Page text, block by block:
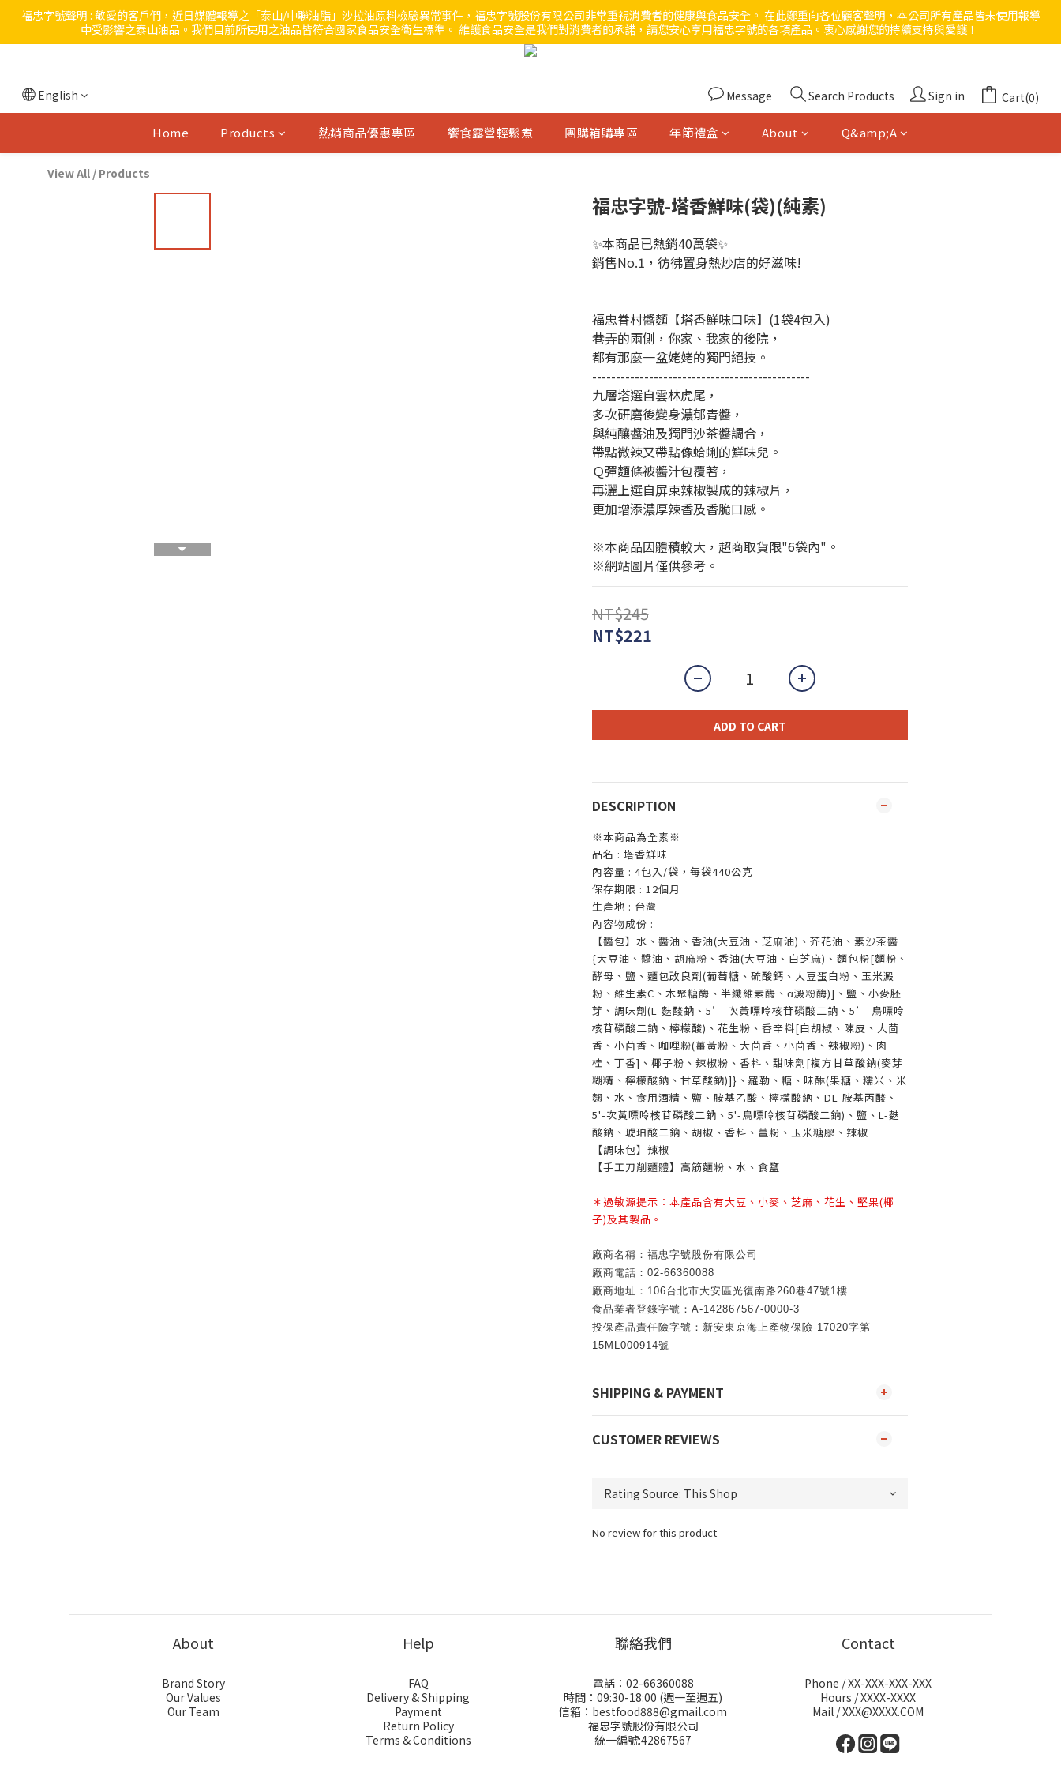
福忠字號聲明 : 敬愛的客戶們，近日媒體報導之「泰山/中聯油脂」沙拉油原料檢驗異常事件，福忠字號股份有限公司非常重視消費者的健康與食品安全。 在此鄭重向各位顧客聲明，本公司所有產品皆未使用報導
中受影響之泰山油品。我們目前所使用之油品皆符合國家食品安全衛生標準。 維護食品安全是我們對消費者的承諾，請您安心享用福忠字號的各項產品。衷心感謝您的持續支持與愛護！
English Message Search Products Sign in Cart(0)
Home Products 熱銷商品優惠專區 饗食露營輕鬆煮 團購箱購專區 年節禮盒 About Q&amp;A
View All / Products
福忠字號-塔香鮮味(袋)(純素)
✨本商品已熱銷40萬袋✨
銷售No.1，彷彿置身熱炒店的好滋味!
福忠眷村醬麵【塔香鮮味口味】(1袋4包入)
巷弄的兩側，你家、我家的後院，
都有那麼一盆姥姥的獨門絕技。
----------------------------------------------
九層塔選自雲林虎尾，
多次研磨後變身濃郁青醬，
與純釀醬油及獨門沙茶醬調合，
帶點微辣又帶點像蛤蜊的鮮味兒。
Ｑ彈麵條被醬汁包覆著，
再灑上選自屏東辣椒製成的辣椒片，
更加增添濃厚辣香及香脆口感。
※本商品因體積較大，超商取貨限"6袋內"。
※網站圖片僅供參考。
NT$245
NT$221
ADD TO CART
DESCRIPTION
※本商品為全素※
品名 : 塔香鮮味
內容量 : 4包入/袋，每袋440公克
保存期限 : 12個月
生產地 : 台灣
內容物成份 :
【醬包】水、醬油、香油(大豆油、芝麻油)、芥花油、素沙茶醬
{大豆油、醬油、胡麻粉、香油(大豆油、白芝麻)、麵包粉[麵粉、
酵母、鹽、麵包改良劑(葡萄糖、硫酸鈣、大豆蛋白粉、玉米澱
粉、維生素C、木聚糖酶、半纖維素酶、α澱粉酶)]、鹽、小麥胚
芽、調味劑(L-麩酸鈉、5’-次黃嘌呤核苷磷酸二鈉、5’-鳥嘌呤
核苷磷酸二鈉、檸檬酸)、花生粉、香辛料[白胡椒、陳皮、大茴
香、小茴香、咖哩粉(薑黃粉、大茴香、小茴香、辣椒粉)、肉
桂、丁香]、椰子粉、辣椒粉、香料、甜味劑[複方甘草酸鈉(麥芽
糊精、檸檬酸鈉、甘草酸鈉)]}、羅勒、糖、味醂(果糖、糯米、米
麴、水、食用酒精、鹽、胺基乙酸、檸檬酸納、DL-胺基丙酸、
5'-次黃嘌呤核苷磷酸二鈉、5'-鳥嘌呤核苷磷酸二鈉)、鹽、L-麩
酸鈉、琥珀酸二鈉、胡椒、香料、薑粉、玉米糖膠、辣椒
【調味包】辣椒
【手工刀削麵體】高筋麵粉、水、食鹽
＊過敏源提示：本產品含有大豆、小麥、芝麻、花生、堅果(椰
子)及其製品。
廠商名稱：福忠字號股份有限公司
廠商電話：02-66360088
廠商地址：106台北市大安區光復南路260巷47號1樓
食品業者登錄字號：A-142867567-0000-3
投保產品責任險字號：新安東京海上產物保險-17020字第
15ML000914號
SHIPPING & PAYMENT
CUSTOMER REVIEWS
No review for this product
About
Brand Story
Our Values
Our Team
Help
FAQ
Delivery & Shipping
Payment
Return Policy
Terms & Conditions
聯絡我們
電話：02-66360088
時間：09:30-18:00 (週一至週五)
信箱：bestfood888@gmail.com
福忠字號股份有限公司
統一編號:42867567
Contact
Phone / XX-XXX-XXX-XXX
Hours / XXXX-XXXX
Mail / XXX@XXXX.COM